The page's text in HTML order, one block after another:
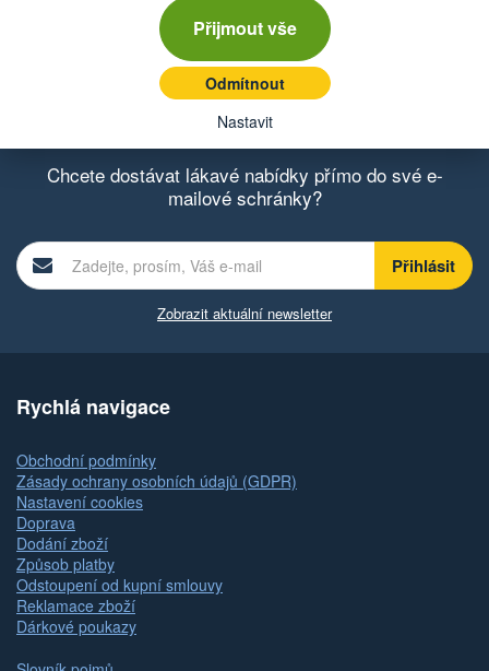
Přijmout vše
Odmítnout
Nastavit
8 390 Kč
Chcete dostávat lákavé nabídky přímo do své e-
mailové schránky?
Zobrazit aktuální newsletter
Rychlá navigace
Obchodní podmínky
Zásady ochrany osobních údajů (GDPR)
Nastavení cookies
Doprava
Dodání zboží
Způsob platby
Odstoupení od kupní smlouvy
Reklamace zboží
Dárkové poukazy